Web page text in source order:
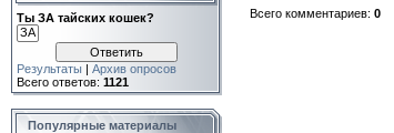
Ты ЗА тайских кошек?
Результаты | Архив опросов
Всего ответов: 1121
Популярные материалы
Всего комментариев: 0